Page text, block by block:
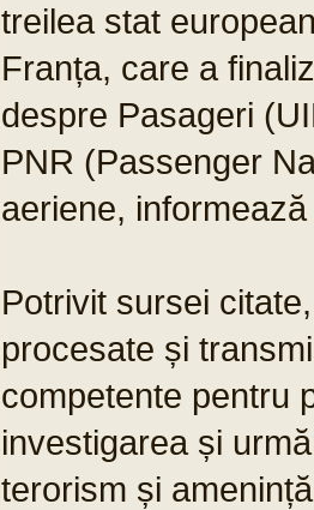
treilea stat
Franța, care a
despre Pasageri
PNR (Passenger
aeriene,
Potrivit sursei
procesate și
competente pentru
investigarea și
terorism și